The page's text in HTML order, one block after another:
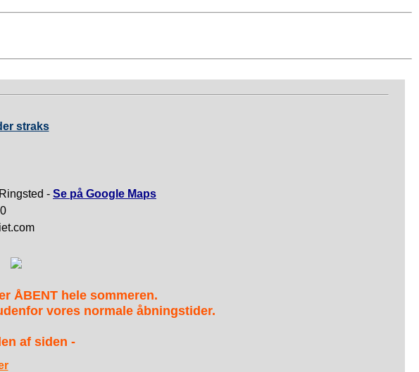
straks
- Se på Google Maps
ÅBENT hele sommeren.
vores normale åbningstider.
af siden -